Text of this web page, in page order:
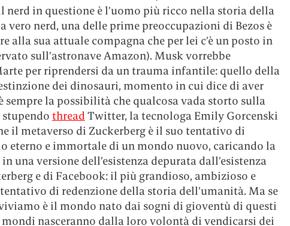
nerd in questione è l’uomo più ricco nella storia della
vero nerd, una delle prime preoccupazioni di Bezos è
alla sua attuale compagna che per lei c’è un posto in
sull’astronave Amazon). Musk vorrebbe
per riprendersi da un trauma infantile: quello della
dei dinosauri, momento in cui dice di aver
sempre la possibilità che qualcosa vada storto sulla
stupendo thread Twitter, la tecnologa Emily Gorcenski
il metaverso di Zuckerberg è il suo tentativo di
eterno e immortale di un mondo nuovo, caricando la
una versione dell’esistenza depurata dall’esistenza
e di Facebook: il più grandioso, ambizioso e
di redenzione della storia dell’umanità. Ma se
è il mondo nato dai sogni di gioventù di questi
nasceranno dalla loro volontà di vendicarsi dei